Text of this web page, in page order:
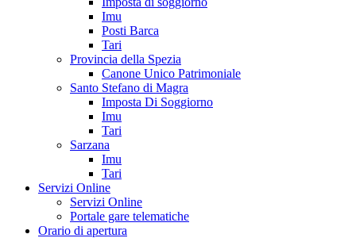
Imu
Posti Barca
Tari
Provincia della Spezia
Canone Unico Patrimoniale
Santo Stefano di Magra
Imposta Di Soggiorno
Imu
Tari
Sarzana
Imu
Tari
Servizi Online
Servizi Online
Portale gare telematiche
Orario di apertura